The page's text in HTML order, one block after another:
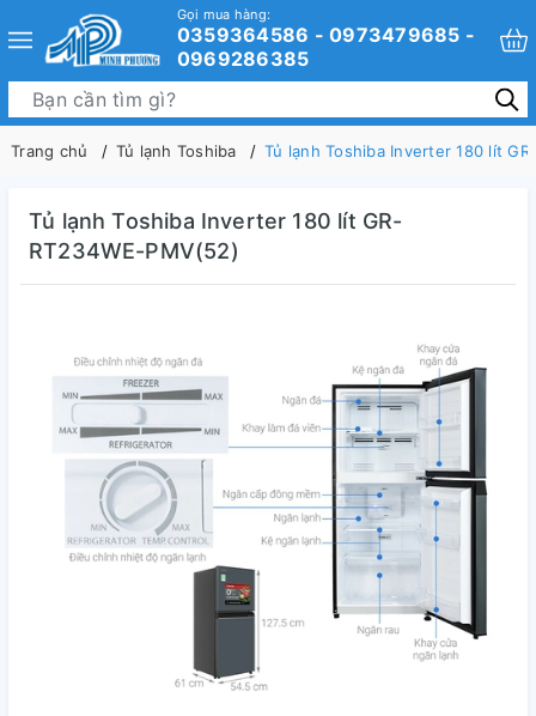
Gọi mua hàng:
0359364586 - 0973479685 -
0969286385
Trang chủ Tủ lạnh Toshiba Tủ lạnh Toshiba Inverter 180 lít
Tủ lạnh Toshiba Inverter 180 lít GR-
RT234WE-PMV(52)